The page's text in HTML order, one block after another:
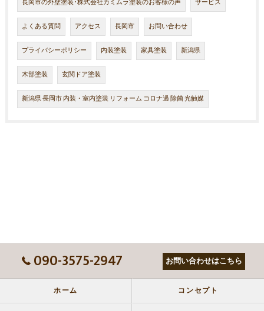
長岡市の外壁塗装･株式会社カミムラ塗装のお客様の声 サービス
よくある質問 アクセス 長岡市 お問い合わせ
プライバシーポリシー 内装塗装 家具塗装 新潟県
木部塗装 玄関ドア塗装
新潟県 長岡市 内装・室内塗装 リフォーム コロナ過 除菌 光触媒
090-3575-2947 お問い合わせはこちら
ホーム コンセプト